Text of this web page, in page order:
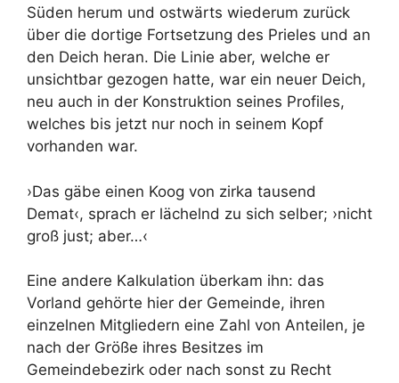
Süden herum und ostwärts wiederum zurück
über die dortige Fortsetzung des Prieles und an
den Deich heran. Die Linie aber, welche er
unsichtbar gezogen hatte, war ein neuer Deich,
neu auch in der Konstruktion seines Profiles,
welches bis jetzt nur noch in seinem Kopf
vorhanden war.
›Das gäbe einen Koog von zirka tausend
Demat‹, sprach er lächelnd zu sich selber; ›nicht
groß just; aber…‹
Eine andere Kalkulation überkam ihn: das
Vorland gehörte hier der Gemeinde, ihren
einzelnen Mitgliedern eine Zahl von Anteilen, je
nach der Größe ihres Besitzes im
Gemeindebezirk oder nach sonst zu Recht